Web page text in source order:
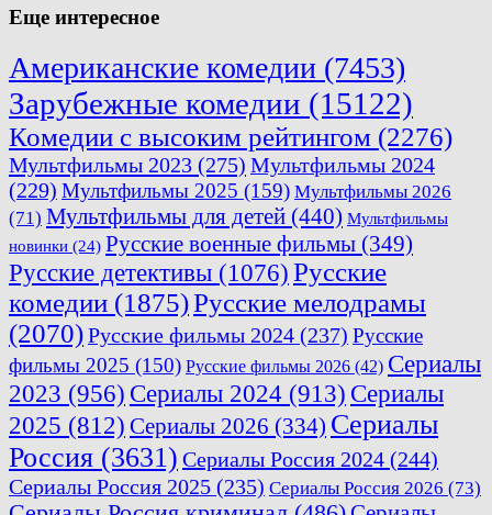
Еще интересное
Американские комедии (7453)
Зарубежные комедии (15122)
Комедии с высоким рейтингом (2276)
Мультфильмы 2023 (275) Мультфильмы 2024
(229) Мультфильмы 2025 (159) Мультфильмы 2026
(71) Мультфильмы для детей (440) Мультфильмы
новинки (24) Русские военные фильмы (349)
Русские детективы (1076)Русские
комедии (1875)Русские мелодрамы
(2070)Русские фильмы 2024 (237) Русские
фильмы 2025 (150) Русские фильмы 2026 (42) Сериалы
2023 (956) Сериалы 2024 (913) Сериалы
2025 (812) Сериалы 2026 (334) Сериалы
Россия (3631) Сериалы Россия 2024 (244)
Сериалы Россия 2025 (235) Сериалы Россия 2026 (73)